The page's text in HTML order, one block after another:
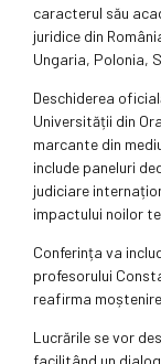
caracterul său
juridice din
Ungaria, Polonia,
Deschiderea
Universității din
marcante din
include paneluri
judiciare
impactului noilor
Conferința va
profesorului
reafirma
Lucrările se vor
facilitând un